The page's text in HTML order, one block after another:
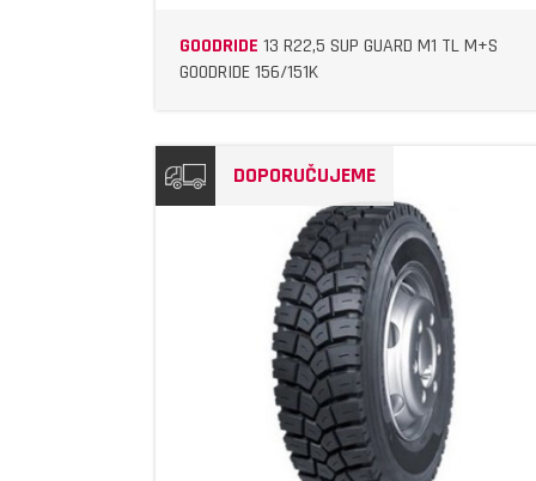
GOODRIDE 13 R22,5 SUP GUARD M1 TL M+S
GOODRIDE 156/151K
DOPORUČUJEME
DETAIL